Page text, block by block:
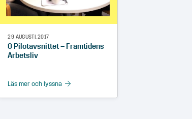
29 AUGUSTI, 2017
0 Pilotavsnittet – Framtidens
Arbetsliv
Läs mer och lyssna